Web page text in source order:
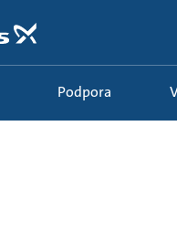
Podpora